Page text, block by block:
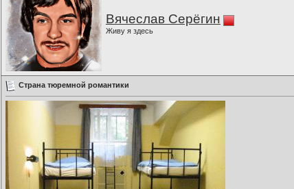
Вячеслав Серёгин
Живу я здесь
Страна тюремной романтики